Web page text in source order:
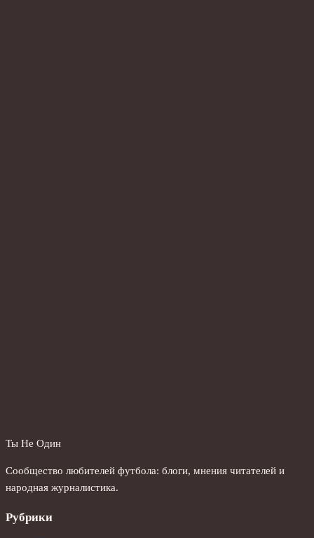
Ты Не Один
Сообщество любителей футбола: блоги, мнения читателей и
народная журналистика.
Рубрики